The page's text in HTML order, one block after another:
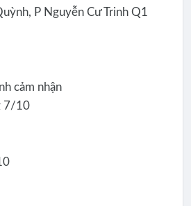
P Nguyễn Cư Trinh Q1
cảm nhận
7/10